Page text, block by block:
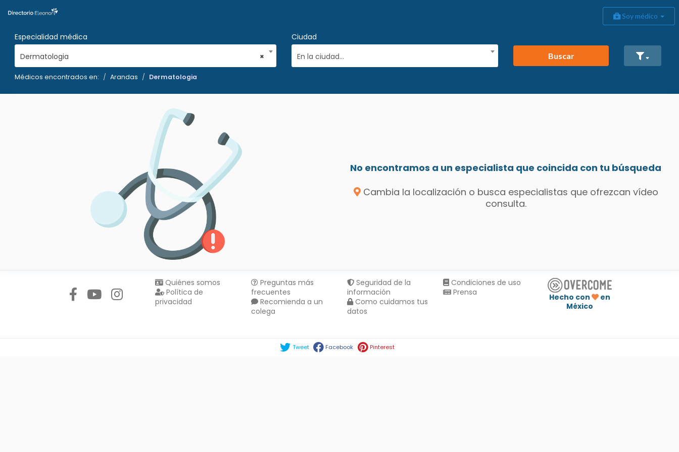
Soy médico
Especialidad médica
×
Dermatologia
Ciudad
En la ciudad...
Buscar
Médicos encontrados en: Arandas Dermatologia
No encontramos a un especialista que coincida con tu búsqueda
Cambia la localización o busca especialistas que ofrezcan vídeo
consulta.
Quiénes somos
Política de
privacidad
Preguntas más
frecuentes
Recomienda a un
colega
Seguridad de la
información
Como cuidamos tus
datos
Condiciones de uso
Prensa
Hecho con
en
México
Tweet Facebook Pinterest